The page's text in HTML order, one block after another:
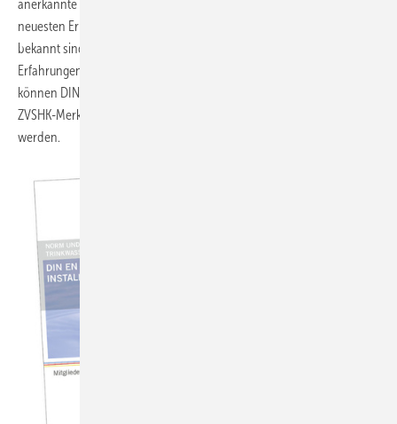
anerkannte Regeln der Technik, die in der Praxis bei den nach dem
neuesten ­Erkenntnisstand vorgebildeten Technikern durchweg
bekannt sind und sich aufgrund fortdauernder praktischer
Erfahrungen bewährt haben. Diese anerkannten Regeln der Technik
können DIN-Normen, DVGW-Arbeitsblätter, VDI-Richtli­nien oder
ZVSHK-Merkblätter sein, wenn diese in der Praxis angewendet
werden.